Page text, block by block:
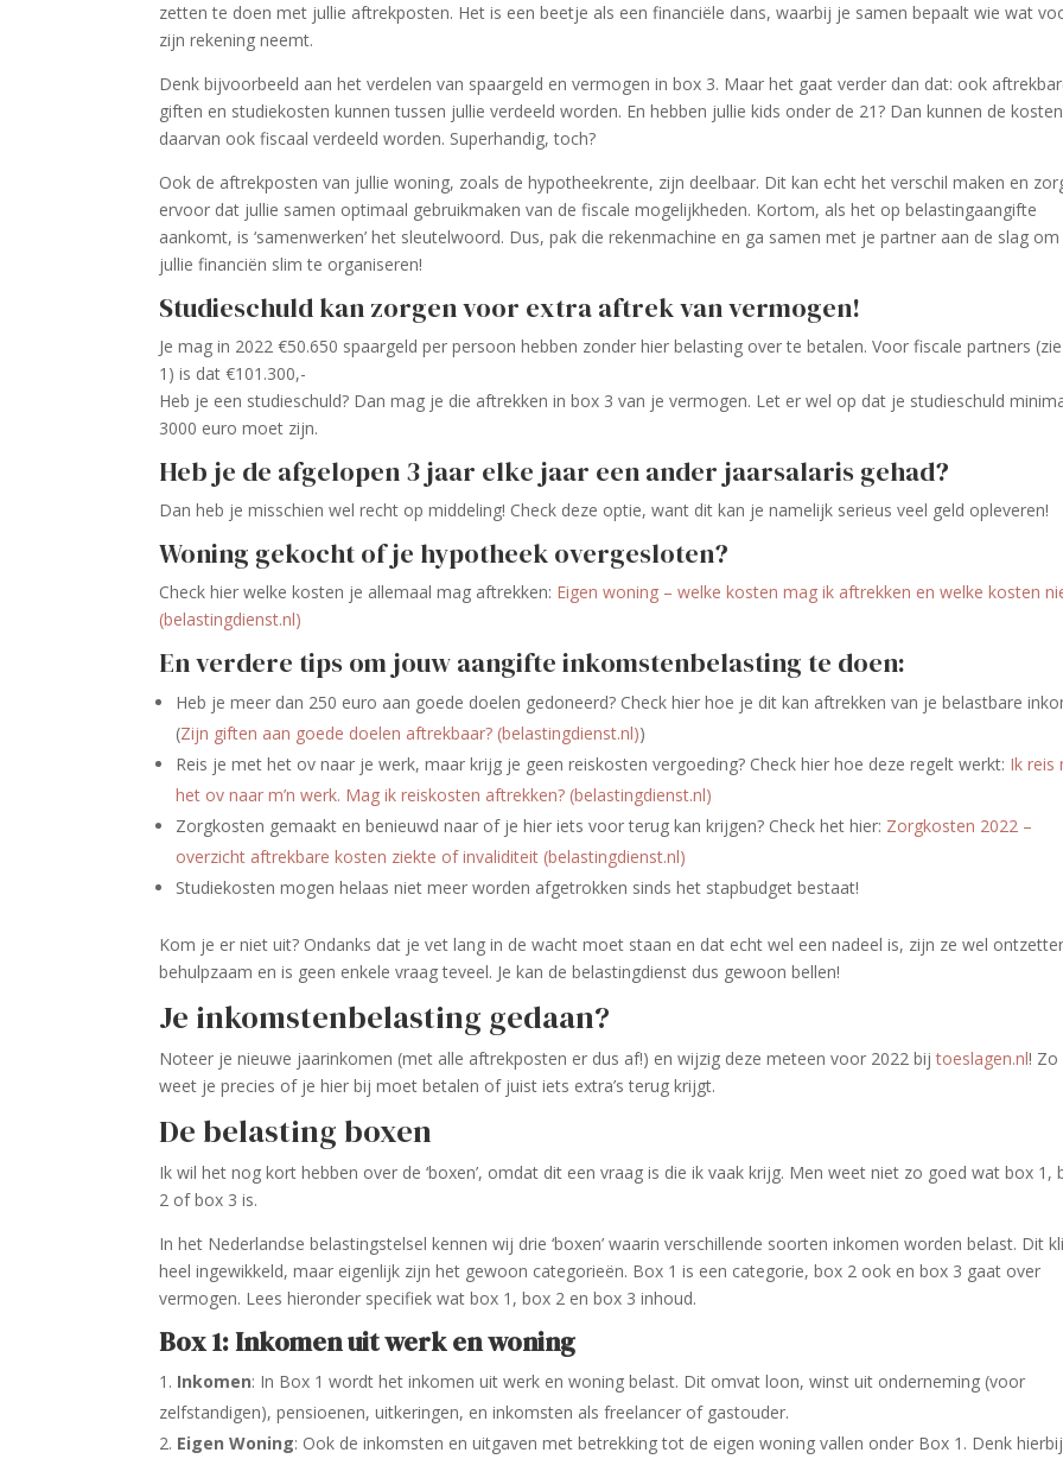
zetten te doen met jullie aftrekposten. Het is een beetje als een financiële dans, waarbij je samen bepaalt wie wat
zijn rekening neemt.
Denk bijvoorbeeld aan het verdelen van spaargeld en vermogen in box 3. Maar het gaat verder dan dat: ook
giften en studiekosten kunnen tussen jullie verdeeld worden. En hebben jullie kids onder de 21? Dan kunnen de kosten
daarvan ook fiscaal verdeeld worden. Superhandig, toch?
Ook de aftrekposten van jullie woning, zoals de hypotheekrente, zijn deelbaar. Dit kan echt het verschil maken en
ervoor dat jullie samen optimaal gebruikmaken van de fiscale mogelijkheden. Kortom, als het op belastingaangifte
aankomt, is ‘samenwerken’ het sleutelwoord. Dus, pak die rekenmachine en ga samen met je partner aan de slag om
jullie financiën slim te organiseren!
Studieschuld kan zorgen voor extra aftrek van vermogen!
Je mag in 2022 €50.650 spaargeld per persoon hebben zonder hier belasting over te betalen. Voor fiscale partners
1) is dat €101.300,-
Heb je een studieschuld? Dan mag je die aftrekken in box 3 van je vermogen. Let er wel op dat je studieschuld
3000 euro moet zijn.
Heb je de afgelopen 3 jaar elke jaar een ander jaarsalaris gehad?
Dan heb je misschien wel recht op middeling! Check deze optie, want dit kan je namelijk serieus veel geld opleveren!
Woning gekocht of je hypotheek overgesloten?
Check hier welke kosten je allemaal mag aftrekken: Eigen woning – welke kosten mag ik aftrekken en welke kosten
(belastingdienst.nl)
En verdere tips om jouw aangifte inkomstenbelasting te doen:
Heb je meer dan 250 euro aan goede doelen gedoneerd? Check hier hoe je dit kan aftrekken van je belastbare
(Zijn giften aan goede doelen aftrekbaar? (belastingdienst.nl))
Reis je met het ov naar je werk, maar krijg je geen reiskosten vergoeding? Check hier hoe deze regelt werkt: Ik reis
het ov naar m’n werk. Mag ik reiskosten aftrekken? (belastingdienst.nl)
Zorgkosten gemaakt en benieuwd naar of je hier iets voor terug kan krijgen? Check het hier: Zorgkosten 2022 –
overzicht aftrekbare kosten ziekte of invaliditeit (belastingdienst.nl)
Studiekosten mogen helaas niet meer worden afgetrokken sinds het stapbudget bestaat!
Kom je er niet uit? Ondanks dat je vet lang in de wacht moet staan en dat echt wel een nadeel is, zijn ze wel
behulpzaam en is geen enkele vraag teveel. Je kan de belastingdienst dus gewoon bellen!
Je inkomstenbelasting gedaan?
Noteer je nieuwe jaarinkomen (met alle aftrekposten er dus af!) en wijzig deze meteen voor 2022 bijtoeslagen.nl! Zo
weet je precies of je hier bij moet betalen of juist iets extra’s terug krijgt.
De belasting boxen
Ik wil het nog kort hebben over de ‘boxen’, omdat dit een vraag is die ik vaak krijg. Men weet niet zo goed wat box 1,
2 of box 3 is.
In het Nederlandse belastingstelsel kennen wij drie ‘boxen’ waarin verschillende soorten inkomen worden belast. Dit
heel ingewikkeld, maar eigenlijk zijn het gewoon categorieën. Box 1 is een categorie, box 2 ook en box 3 gaat over
vermogen. Lees hieronder specifiek wat box 1, box 2 en box 3 inhoud.
Box 1: Inkomen uit werk en woning
Inkomen: In Box 1 wordt het inkomen uit werk en woning belast. Dit omvat loon, winst uit onderneming (voor
zelfstandigen), pensioenen, uitkeringen, en inkomsten als freelancer of gastouder.
Eigen Woning: Ook de inkomsten en uitgaven met betrekking tot de eigen woning vallen onder Box 1. Denk